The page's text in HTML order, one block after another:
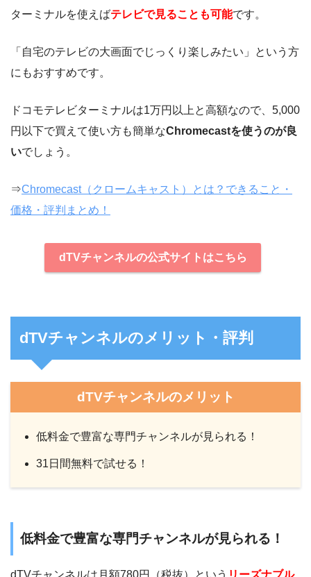
ターミナルを使えばテレビで見ることも可能です。
「自宅のテレビの大画面でじっくり楽しみたい」という方
にもおすすめです。
ドコモテレビターミナルは1万円以上と高額なので、5,000
円以下で買えて使い方も簡単なChromecastを使うのが良
いでしょう。
⇒Chromecast（クロームキャスト）とは？できること・
価格・評判まとめ！
dTVチャンネルの公式サイトはこちら
dTVチャンネルのメリット・評判
dTVチャンネルのメリット
低料金で豊富な専門チャンネルが見られる！
31日間無料で試せる！
低料金で豊富な専門チャンネルが見られる！
dTVチャンネルは月額780円（税抜）という リーズナブル